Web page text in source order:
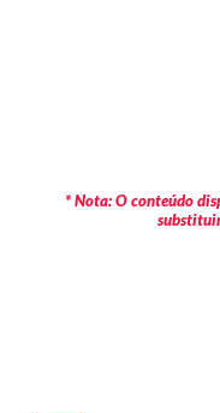
* Nota: O conteúdo